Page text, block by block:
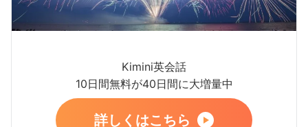
Kimini英会話
10日間無料が40日間に大増量中
詳しくはこちら